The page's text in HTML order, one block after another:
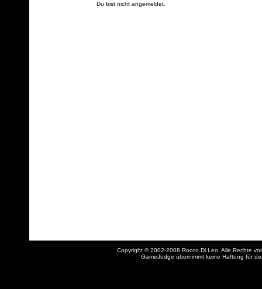
Du bist nicht angemeldet.
Copyright © 2002-2008 Rocco Di Leo. Alle Rechte
GameJudge übernimmt keine Haftung für